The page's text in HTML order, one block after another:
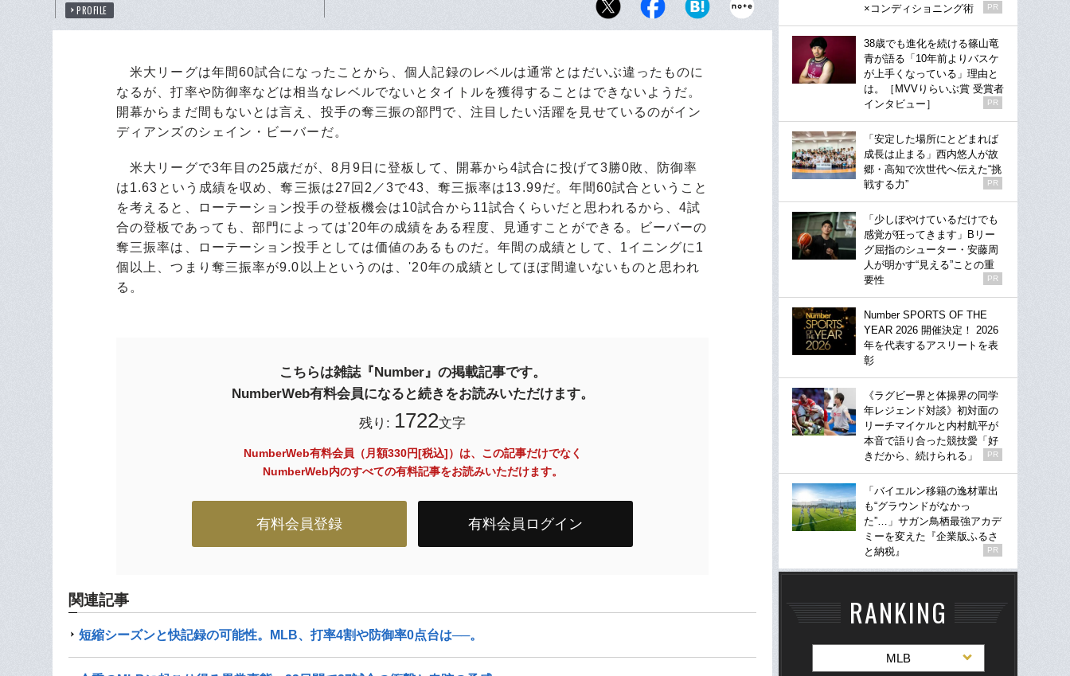
PROFILE
米大リーグは年間60試合になったことから、個人記録のレベルは通常とはだいぶ違ったものに
なるが、打率や防御率などは相当なレベルでないとタイトルを獲得することはできないようだ。
開幕からまだ間もないとは言え、投手の奪三振の部門で、注目したい活躍を見せているのがイン
ディアンズのシェイン・ビーバーだ。
米大リーグで3年目の25歳だが、8月9日に登板して、開幕から4試合に投げて3勝0敗、防御率
は1.63という成績を収め、奪三振は27回2／3で43、奪三振率は13.99だ。年間60試合ということ
を考えると、ローテーション投手の登板機会は10試合から11試合くらいだと思われるから、4試
合の登板であっても、部門によっては'20年の成績をある程度、見通すことができる。ビーバーの
奪三振率は、ローテーション投手としては価値のあるものだ。年間の成績として、1イニングに1
個以上、つまり奪三振率が9.0以上というのは、'20年の成績としてほぼ間違いないものと思われ
る。
こちらは雑誌『Number』の掲載記事です。
NumberWeb有料会員になると続きをお読みいただけます。
残り: 1722文字
NumberWeb有料会員（月額330円[税込]）は、この記事だけでなく
NumberWeb内のすべての有料記事をお読みいただけます。
有料会員登録 有料会員ログイン
関連記事
短縮シーズンと快記録の可能性。MLB、打率4割や防御率0点台は──。
×コンディショニング術
PR
38歳でも進化を続ける篠山竜
青が語る「10年前よりバスケ
が上手くなっている」理由と
は。［MVVりらいぶ賞 受賞者
インタビュー］
PR
「安定した場所にとどまれば
成長は止まる」西内悠人が故
郷・高知で次世代へ伝えた“挑
戦する力”
PR
「少しぼやけているだけでも
感覚が狂ってきます」Bリー
グ屈指のシューター・安藤周
人が明かす“見える”ことの重
要性
PR
Number SPORTS OF THE
YEAR 2026 開催決定！ 2026
年を代表するアスリートを表
彰
《ラグビー界と体操界の同学
年レジェンド対談》初対面の
リーチマイケルと内村航平が
本音で語り合った競技愛「好
きだから、続けられる」
PR
「バイエルン移籍の逸材輩出
も“グラウンドがなかっ
た”…」サガン鳥栖最強アカデ
ミーを変えた『企業版ふるさ
と納税』
PR
RANKING
MLB